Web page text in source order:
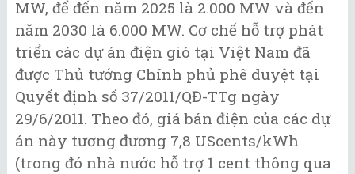
MW, để đến năm 2025 là 2.000 MW và đến
năm 2030 là 6.000 MW. Cơ chế hỗ trợ phát
triển các dự án điện gió tại Việt Nam đã
được Thủ tướng Chính phủ phê duyệt tại
Quyết định số 37/2011/QĐ-TTg ngày
29/6/2011. Theo đó, giá bán điện của các dự
án này tương đương 7,8 UScents/kWh
(trong đó nhà nước hỗ trợ 1 cent thông qua